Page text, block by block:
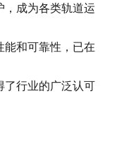
，成为各类轨道运
能和可靠性，已在
了行业的广泛认可